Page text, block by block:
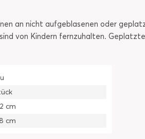
an nicht aufgeblasenen oder
von Kindern fernzuhalten.
cm
cm